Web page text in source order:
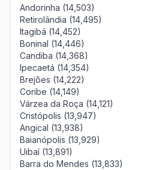
Andorinha (14,503)
Retirolândia (14,495)
Itagibá (14,452)
Boninal (14,446)
Candiba (14,368)
Ipecaetá (14,354)
Brejões (14,222)
Coribe (14,149)
Várzea da Roça (14,121)
Cristópolis (13,947)
Angical (13,938)
Baianópolis (13,929)
Uibaí (13,891)
Barra do Mendes (13,833)